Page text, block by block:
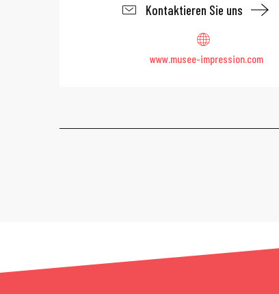
Kontaktieren Sie uns
www.musee-impression.com